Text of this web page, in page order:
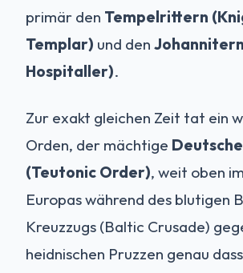
primär den Tempelrittern
Templar) und den
Hospitaller).
Zur exakt gleichen Zeit tat ein
Orden, der mächtige
(Teutonic Order), weit oben
Europas während des blutigen
Kreuzzugs (Baltic Crusade)
heidnischen Pruzzen genau